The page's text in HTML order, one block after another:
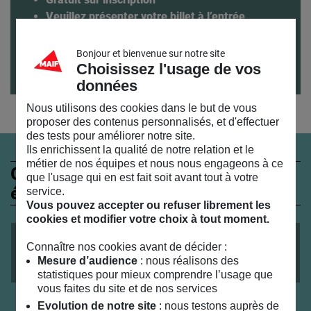
Veuillez présenter votre billet à l’entrée
horaires : toutes nos infos pratiquesici
Ces évènements peuvent
également vous intéresser
Le bonheur issu de la liberté d’être soi
le04 /
Bonjour et bienvenue sur notre site
Choisissez l'usage de vos
données
Nous utilisons des cookies dans le but de vous
proposer des contenus personnalisés, et d'effectuer
des tests pour améliorer notre site.
Ils enrichissent la qualité de notre relation et le
métier de nos équipes et nous nous engageons à ce
que l'usage qui en est fait soit avant tout à votre
service.
Vous pouvez accepter ou refuser librement les
cookies et modifier votre choix à tout moment.
Connaître nos cookies avant de décider :
Mesure d’audience: nous réalisons des
statistiques pour mieux comprendre l’usage que
vous faites du site et de nos services
Evolution de notre site: nous testons auprès de